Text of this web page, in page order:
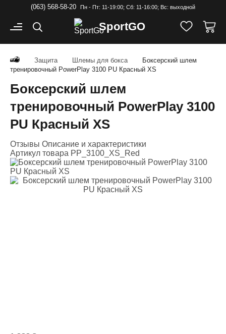
(063) 568-58-20 Пн - Пт: 11-19:00; Cб: 11-16:00; Вс: выходной
SportGO
Защита Шлемы для бокса
Боксерский шлем
тренировочный PowerPlay 3100 PU Красный XS
Боксерский шлем
тренировочный PowerPlay 3100
PU Красный XS
Отзывы Описание и характеристики
Артикул товара PP_3100_XS_Red